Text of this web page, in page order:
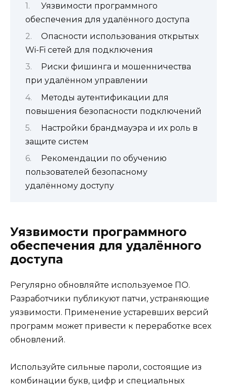
Уязвимости программного
обеспечения для удалённого доступа
Опасности использования открытых
Wi-Fi сетей для подключения
Риски фишинга и мошенничества
при удалённом управлении
Методы аутентификации для
повышения безопасности подключений
Настройки брандмауэра и их роль в
защите систем
Рекомендации по обучению
пользователей безопасному
удалённому доступу
Уязвимости программного
обеспечения для удалённого
доступа
Регулярно обновляйте используемое ПО.
Разработчики публикуют патчи, устраняющие
уязвимости. Применение устаревших версий
программ может привести к переработке всех
обновлений.
Используйте сильные пароли, состоящие из
комбинации букв, цифр и специальных